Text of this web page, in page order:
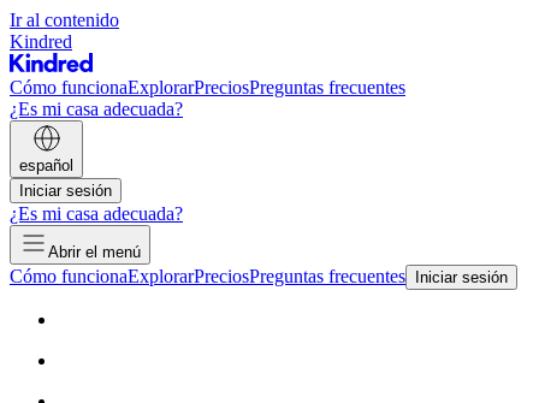
Ir al contenido
Kindred
Cómo funcionaExplorarPreciosPreguntas frecuentes
¿Es mi casa adecuada?
español
Iniciar sesión
¿Es mi casa adecuada?
Abrir el menú
Cómo funcionaExplorarPreciosPreguntas frecuentes Iniciar sesión